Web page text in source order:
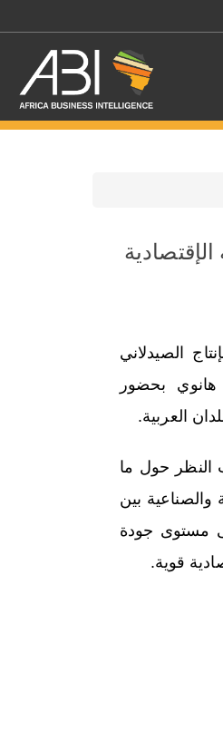
الصيدلاني
هانوي بحضور
العربية.
النظر حول ما
والصناعية بين
مستوى جودة
قوية.